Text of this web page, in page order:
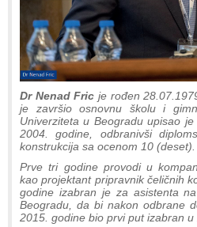
Dr Nenad Fric je rođen
je završio osnovnu školu i
Univerziteta u Beogradu upisao
2004. godine, odbranivši
konstrukcija sa ocenom 10 (deset).
Prve tri godine provodi u
kao projektant pripravnik čeličnih
godine izabran je za asistenta
Beogradu, da bi nakon odbrane
2015. godine bio prvi put izabran u